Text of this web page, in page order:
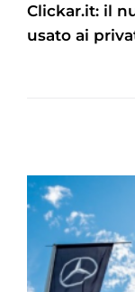
Clickar.it: il
usato ai